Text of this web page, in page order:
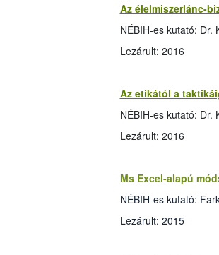
Az élelmiszerlánc-
NÉBIH-es kutató: Dr.
Lezárult: 2016
Az etikától a
NÉBIH-es kutató: Dr.
Lezárult: 2016
Ms Excel-alapú
NÉBIH-es kutató:
Lezárult: 2015